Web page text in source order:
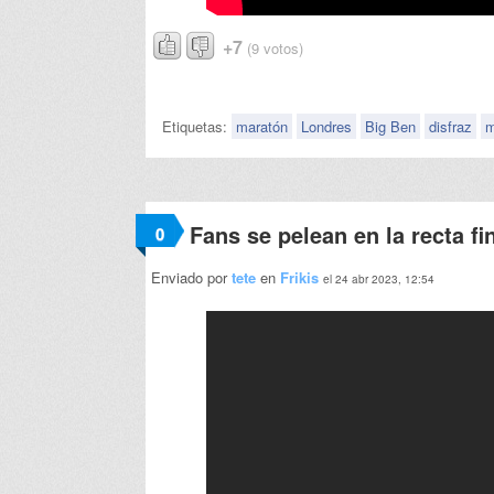
+7 (9 votos)
Etiquetas: maratón Londres Big Ben disfraz
0 Fans se pelean en la recta
Enviado portete en Frikis el 24 abr 2023, 12:54